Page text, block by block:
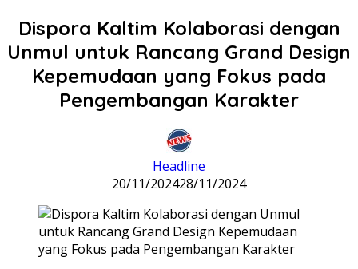
Dispora Kaltim Kolaborasi dengan
Unmul untuk Rancang Grand Design
Kepemudaan yang Fokus pada
Pengembangan Karakter
Headline
20/11/202428/11/2024